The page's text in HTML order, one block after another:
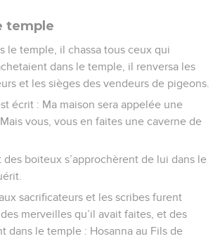
temple
le temple, il chassa tous ceux qui
dans le temple, il renversa les
et les sièges des vendeurs de pigeons.
écrit : Ma maison sera appelée une
vous, vous en faites une caverne de
des boiteux s’approchèrent de lui dans le
sacrificateurs et les scribes furent
merveilles qu’il avait faites, et des
dans le temple : Hosanna au Fils de